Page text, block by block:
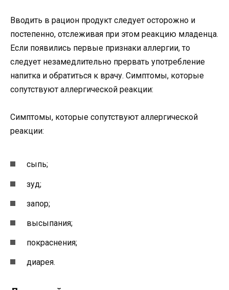
Вводить в рацион продукт следует осторожно и
постепенно, отслеживая при этом реакцию младенца.
Если появились первые признаки аллергии, то
следует незамедлительно прервать употребление
напитка и обратиться к врачу. Симптомы, которые
сопутствуют аллергической реакции:
Симптомы, которые сопутствуют аллергической
реакции:
сыпь;
зуд;
запор;
высыпания;
покраснения;
диарея.